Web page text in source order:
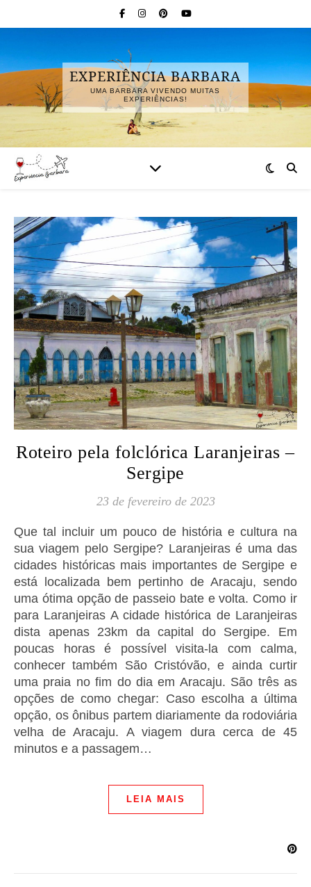
EXPERIÊNCIA BARBARA
UMA BARBARA VIVENDO MUITAS
EXPERIÊNCIAS!
Roteiro pela folclórica Laranjeiras –
Sergipe
23 de fevereiro de 2023
Que tal incluir um pouco de história e cultura na
sua viagem pelo Sergipe? Laranjeiras é uma das
cidades históricas mais importantes de Sergipe e
está localizada bem pertinho de Aracaju, sendo
uma ótima opção de passeio bate e volta. Como ir
para Laranjeiras A cidade histórica de Laranjeiras
dista apenas 23km da capital do Sergipe. Em
poucas horas é possível visita-la com calma,
conhecer também São Cristóvão, e ainda curtir
uma praia no fim do dia em Aracaju. São três as
opções de como chegar: Caso escolha a última
opção, os ônibus partem diariamente da rodoviária
velha de Aracaju. A viagem dura cerca de 45
minutos e a passagem…
LEIA MAIS